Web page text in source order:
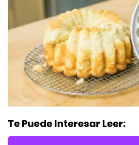
Te Puede Interesar Leer: